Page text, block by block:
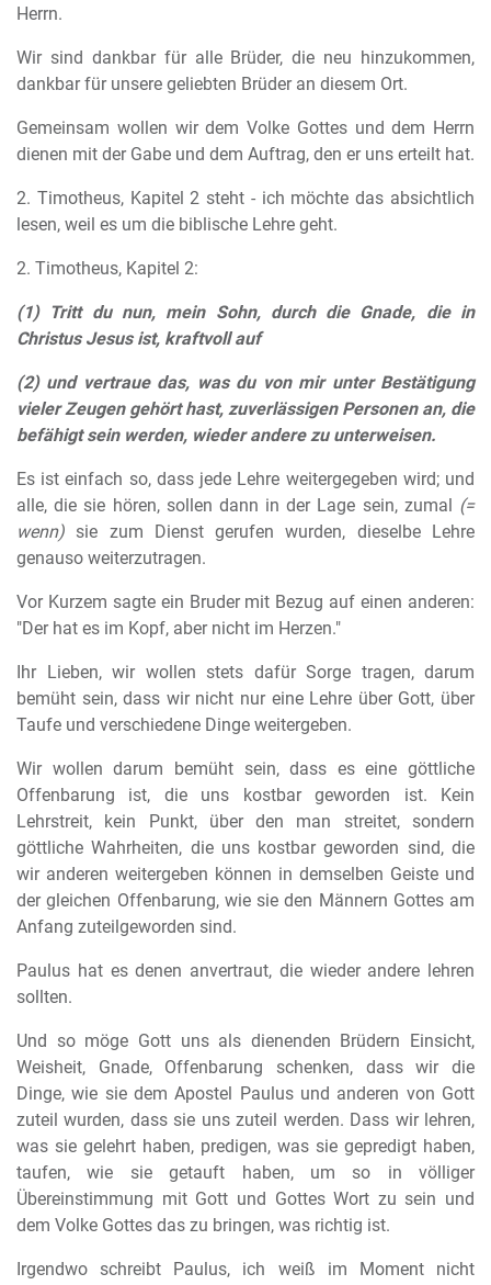
Herrn.
Wir sind dankbar für alle Brüder, die neu hinzukommen,
dankbar für unsere geliebten Brüder an diesem Ort.
Gemeinsam wollen wir dem Volke Gottes und dem Herrn
dienen mit der Gabe und dem Auftrag, den er uns erteilt hat.
2. Timotheus, Kapitel 2 steht - ich möchte das absichtlich
lesen, weil es um die biblische Lehre geht.
2. Timotheus, Kapitel 2:
(1) Tritt du nun, mein Sohn, durch die Gnade, die in
Christus Jesus ist, kraftvoll auf
(2) und vertraue das, was du von mir unter Bestätigung
vieler Zeugen gehört hast, zuverlässigen Personen an, die
befähigt sein werden, wieder andere zu unterweisen.
Es ist einfach so, dass jede Lehre weitergegeben wird; und
alle, die sie hören, sollen dann in der Lage sein, zumal (=
wenn) sie zum Dienst gerufen wurden, dieselbe Lehre
genauso weiterzutragen.
Vor Kurzem sagte ein Bruder mit Bezug auf einen anderen:
"Der hat es im Kopf, aber nicht im Herzen."
Ihr Lieben, wir wollen stets dafür Sorge tragen, darum
bemüht sein, dass wir nicht nur eine Lehre über Gott, über
Taufe und verschiedene Dinge weitergeben.
Wir wollen darum bemüht sein, dass es eine göttliche
Offenbarung ist, die uns kostbar geworden ist. Kein
Lehrstreit, kein Punkt, über den man streitet, sondern
göttliche Wahrheiten, die uns kostbar geworden sind, die
wir anderen weitergeben können in demselben Geiste und
der gleichen Offenbarung, wie sie den Männern Gottes am
Anfang zuteilgeworden sind.
Paulus hat es denen anvertraut, die wieder andere lehren
sollten.
Und so möge Gott uns als dienenden Brüdern Einsicht,
Weisheit, Gnade, Offenbarung schenken, dass wir die
Dinge, wie sie dem Apostel Paulus und anderen von Gott
zuteil wurden, dass sie uns zuteil werden. Dass wir lehren,
was sie gelehrt haben, predigen, was sie gepredigt haben,
taufen, wie sie getauft haben, um so in völliger
Übereinstimmung mit Gott und Gottes Wort zu sein und
dem Volke Gottes das zu bringen, was richtig ist.
Irgendwo schreibt Paulus, ich weiß im Moment nicht